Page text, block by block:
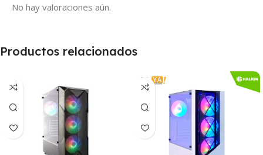
No hay valoraciones aún.
Productos relacionados